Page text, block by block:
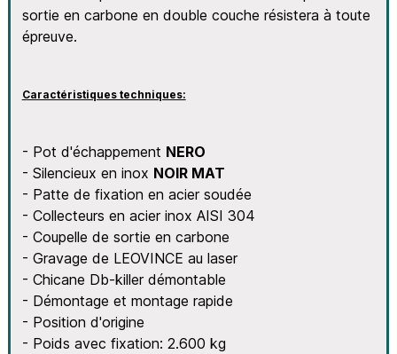
sortie en carbone en double couche résistera à toute
épreuve.
Caractéristiques techniques:
- Pot d'échappement NERO
- Silencieux en inox NOIR MAT
- Patte de fixation en acier soudée
- Collecteurs en acier inox AISI 304
- Coupelle de sortie en carbone
- Gravage de LEOVINCE au laser
- Chicane Db-killer démontable
- Démontage et montage rapide
- Position d'origine
- Poids avec fixation: 2.600 kg